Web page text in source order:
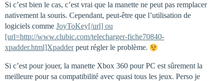
Si c’est bien le cas, c’est vrai que la manette ne peut pas remplacer
nativement la souris. Cependant, peut-être que l’utilisation de
logiciels comme JoyToKey[/url] ou
[url=http://www.clubic.com/telecharger-fiche70840-
xpadder.html]Xpadderpeut régler le problème.
Si c’est pour jouer, la manette Xbox 360 pour PC est sûrement la
meilleure pour sa compatibilité avec quasi tous les jeux. Perso je